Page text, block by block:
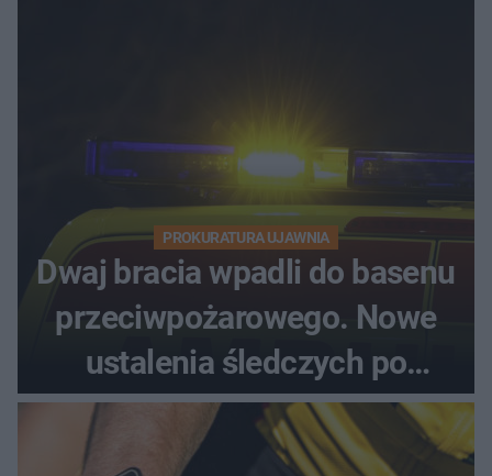
PROKURATURA UJAWNIA
Dwaj bracia wpadli do basenu
przeciwpożarowego. Nowe
ustalenia śledczych po
dramatycznej akcji